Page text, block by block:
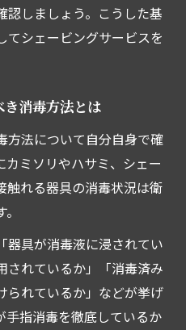
認しましょう。こうした基
てシェービングサービスを
消毒方法とは
方法について自分自身で確
ミソリやハサミ、シェー
触れる器具の消毒状況は衛
器具が消毒液に浸されてい
されているか」「消毒済み
られているか」などが挙げ
手指消毒を徹底しているか